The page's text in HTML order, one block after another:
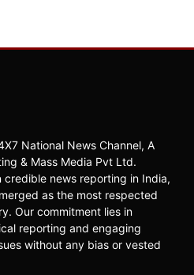
National News Channel, A
& Mass Media Pvt Ltd.
credible news reporting in India,
as the most respected
Our commitment lies in
reporting and engaging
without any bias or vested